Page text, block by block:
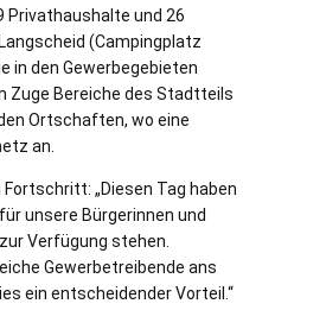
und 26
(Campingplatz
in den Gewerbegebieten
Zuge Bereiche des Stadtteils
Ortschaften, wo eine
an.
„Diesen Tag haben
unsere Bürgerinnen und
Verfügung stehen.
Gewerbetreibende ans
ein entscheidender Vorteil.“